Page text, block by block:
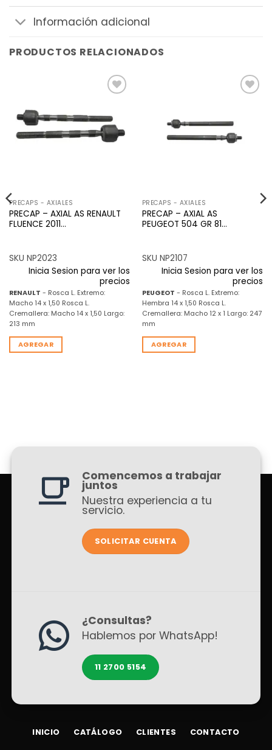
Información adicional
PRODUCTOS RELACIONADOS
lista de
deseos
PRECAPS - AXIALES
PRECAP – AXIAL AS RENAULT
FLUENCE 2011…
SKU NP2023
Inicia Sesion para ver los
precios
RENAULT - Rosca L. Extremo:
Macho 14 x 1,50 Rosca L.
Cremallera: Macho 14 x 1,50 Largo:
213 mm
AGREGAR
lista de
deseos
PRECAPS - AXIALES
PRECAP – AXIAL AS
PEUGEOT 504 GR 81…
SKU NP2107
Inicia Sesion para ver los
precios
PEUGEOT - Rosca L. Extremo:
Hembra 14 x 1,50 Rosca L.
Cremallera: Macho 12 x 1 Largo: 247
mm
AGREGAR
Comencemos a trabajar
juntos
Nuestra experiencia a tu
servicio.
SOLICITAR CUENTA
¿Consultas?
Hablemos por WhatsApp!
11 2700 5154
INICIO CATÁLOGO CLIENTES CONTACTO